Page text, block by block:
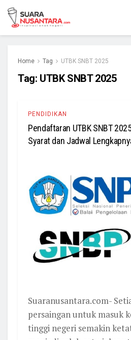
Home Tag UTBK SNBT 2025
Tag: UTBK SNBT 2025
PENDIDIKAN
Pendaftaran UTBK SNBT
Syarat dan Jadwal
Suaranusantara.com-
persaingan untuk masuk
tinggi negeri semakin